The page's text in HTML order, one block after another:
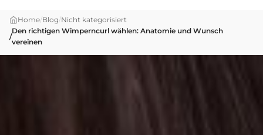
Home/Blog/Nicht kategorisiert
/
Den richtigen Wimperncurl wählen: Anatomie und Wunsch
vereinen